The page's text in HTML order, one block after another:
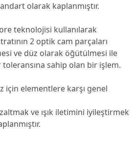
olarak kaplanmıştır.
teknolojisi kullanılarak
2 optik cam parçaları
ve düz olarak öğütülmesi ile
sahip olan bir işlem.
elementlere karşı genel
ve ışık iletimini iyileştirmek